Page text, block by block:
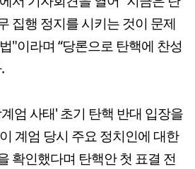
집행 정지를 시키는 것이 문제
"이라며 “당론으로 탄핵에 찬성
엄 사태' 초기 탄핵 반대 입장을
계엄 당시 주요 정치인에 대한
확인했다며 탄핵안 첫 표결 전